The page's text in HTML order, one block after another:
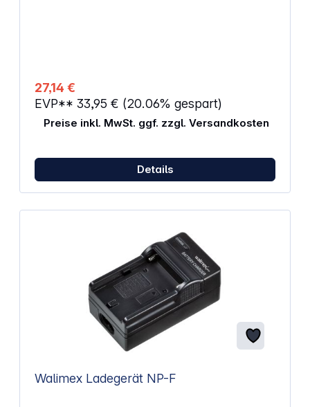
P7700, COOLPIX P7800, D3100, D3200, D3300,
D5100, D5200, D5300, D5500
27,14 €
EVP** 33,95 € (20.06% gespart)
Preise inkl. MwSt. ggf. zzgl. Versandkosten
Details
Walimex Ladegerät NP-F